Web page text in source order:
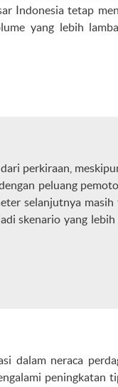
Indonesia tetap
yang lebih
perkiraan,
peluang
selanjutnya masih
skenario yang
dalam neraca
peningkatan